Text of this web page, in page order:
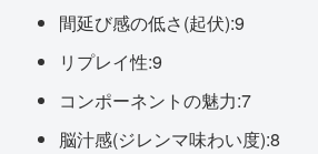
間延び感の低さ(起伏):9
リプレイ性:9
コンポーネントの魅力:7
脳汁感(ジレンマ味わい度):8